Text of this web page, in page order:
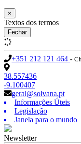
×
Textos dos termos
Fechar
+351 212 121 464 -
38.557436
-9.100407
geral@solvana.pt
Informações Úteis
Legislação
Janela para o mundo
Newsletter